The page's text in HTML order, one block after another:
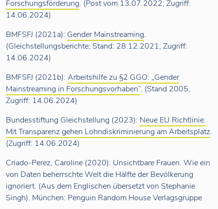
Forschungsförderung. (Post vom 13.07.2022; Zugriff:
14.06.2024)
BMFSFJ (2021a): Gender Mainstreaming.
(Gleichstellungsberichte; Stand: 28.12.2021; Zugriff:
14.06.2024)
BMFSFJ (2021b): Arbeitshilfe zu §2 GGO: „Gender
Mainstreaming in Forschungsvorhaben“. (Stand 2005,
Zugriff: 14.06.2024)
Bundesstiftung Gleichstellung (2023): Neue EU Richtlinie:
Mit Transparenz gehen Lohndiskriminierung am Arbeitsplatz.
(Zugriff: 14.06.2024)
Criado-Perez, Caroline (2020): Unsichtbare Frauen. Wie ein
von Daten beherrschte Welt die Hälfte der Bevölkerung
ignoriert. (Aus dem Englischen übersetzt von Stephanie
Singh). München: Penguin Random House Verlagsgruppe